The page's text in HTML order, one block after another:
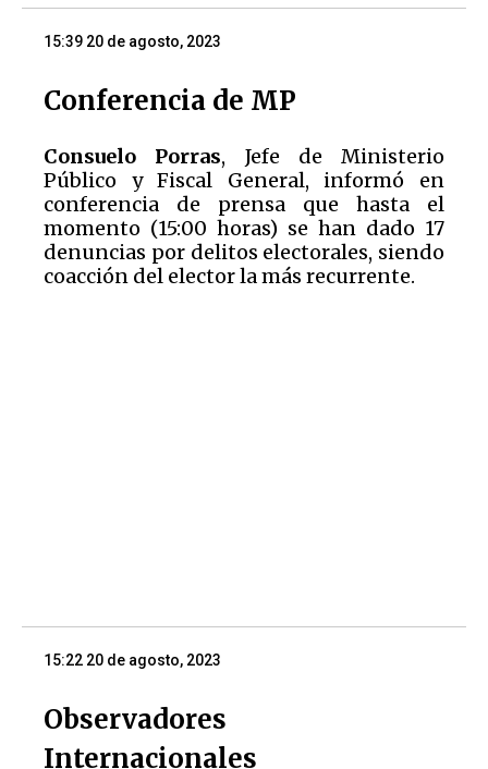
15:39 20 de agosto, 2023
Conferencia de MP
Consuelo Porras, Jefe de Ministerio
Público y Fiscal General, informó en
conferencia de prensa que hasta el
momento (15:00 horas) se han dado 17
denuncias por delitos electorales, siendo
coacción del elector la más recurrente.
15:22 20 de agosto, 2023
Observadores
Internacionales